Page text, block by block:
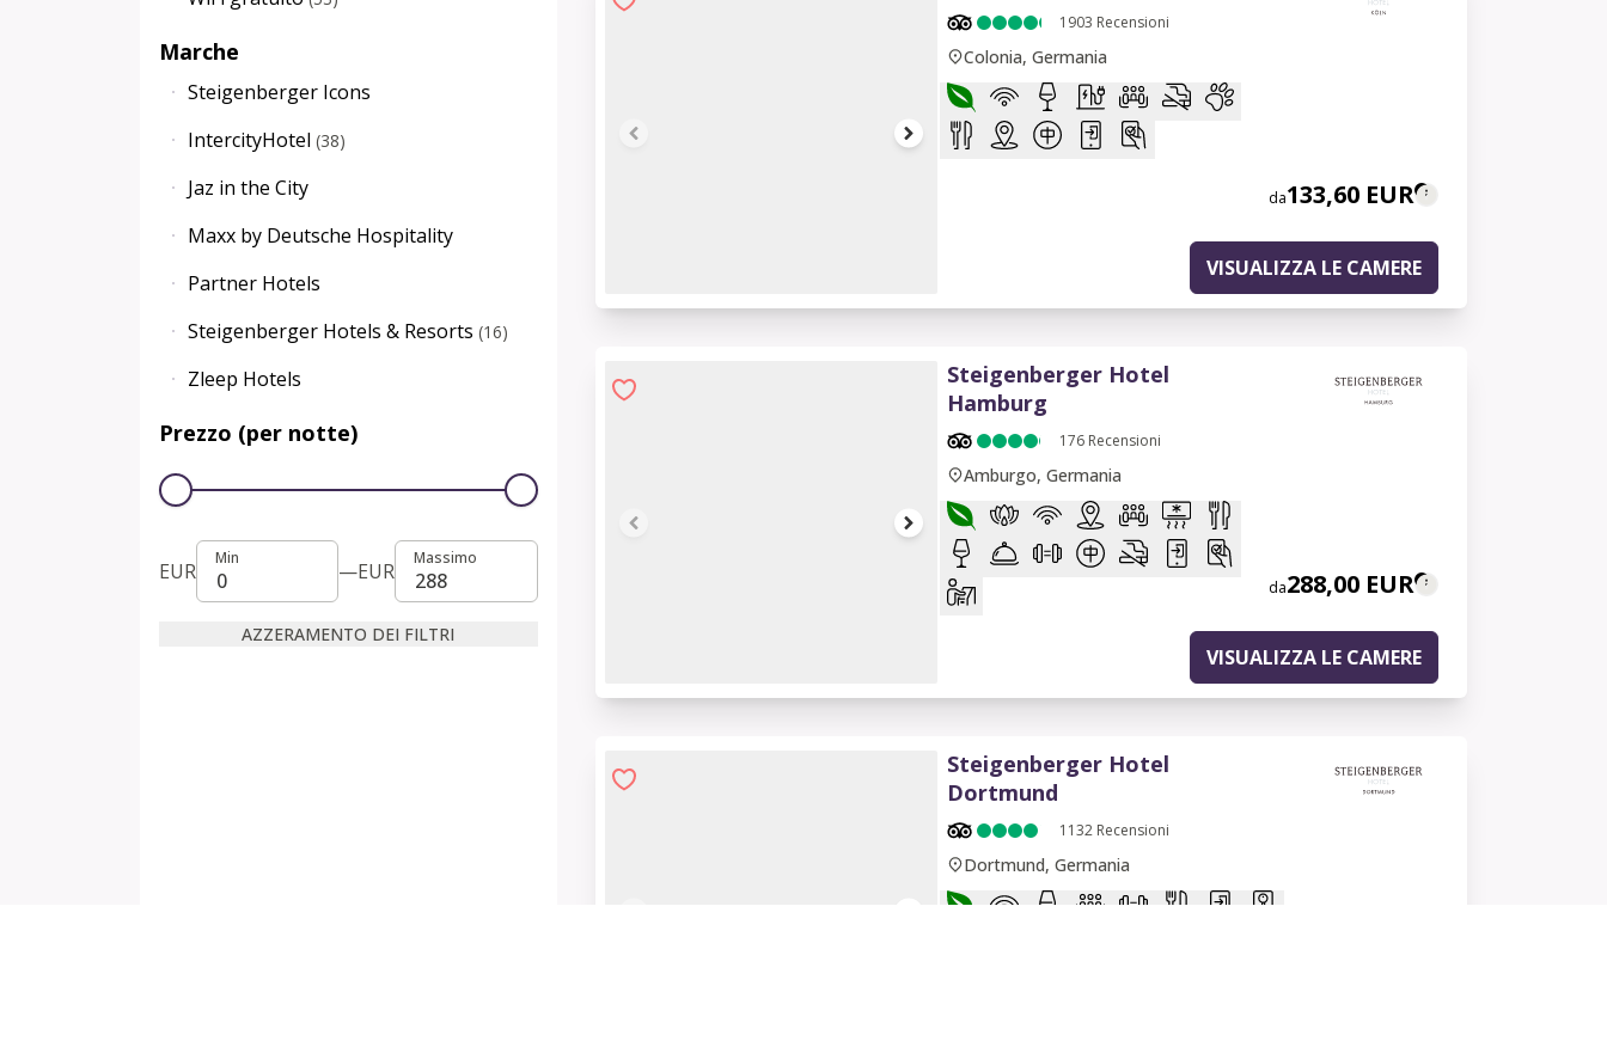
Marche
Steigenberger Icons
IntercityHotel (38)
Jaz in the City
Maxx by Deutsche Hospitality
Partner Hotels
Steigenberger Hotels & Resorts (16)
Zleep Hotels
Prezzo (per notte)
EUR
Min
Min
—EUR
Massimo
Massimo
AZZERAMENTO DEI FILTRI
1 of 11
1903 Recensioni
Colonia, Germania
da133,60 EUR
VISUALIZZA LE CAMERE
1 of 9
Steigenberger Hotel
Hamburg
176 Recensioni
Amburgo, Germania
da288,00 EUR
VISUALIZZA LE CAMERE
Steigenberger Hotel
Dortmund
1132 Recensioni
Dortmund, Germania